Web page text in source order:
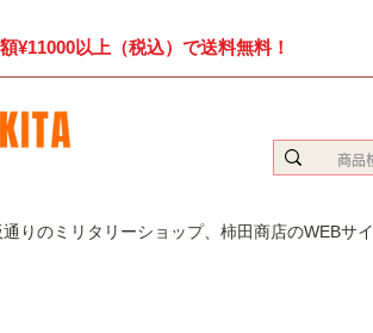
¥11000以上（税込）で送料無料！
りのミリタリーショップ、柿田商店のWEBサイ